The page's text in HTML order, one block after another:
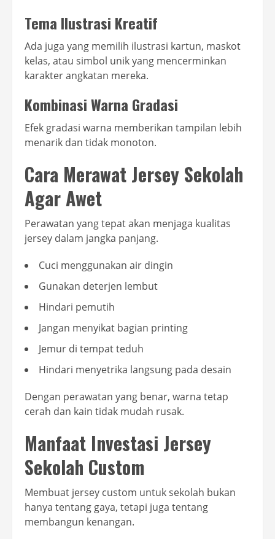
Tema Ilustrasi Kreatif
Ada juga yang memilih ilustrasi kartun, maskot
kelas, atau simbol unik yang mencerminkan
karakter angkatan mereka.
Kombinasi Warna Gradasi
Efek gradasi warna memberikan tampilan lebih
menarik dan tidak monoton.
Cara Merawat Jersey Sekolah
Agar Awet
Perawatan yang tepat akan menjaga kualitas
jersey dalam jangka panjang.
Cuci menggunakan air dingin
Gunakan deterjen lembut
Hindari pemutih
Jangan menyikat bagian printing
Jemur di tempat teduh
Hindari menyetrika langsung pada desain
Dengan perawatan yang benar, warna tetap
cerah dan kain tidak mudah rusak.
Manfaat Investasi Jersey
Sekolah Custom
Membuat jersey custom untuk sekolah bukan
hanya tentang gaya, tetapi juga tentang
membangun kenangan.